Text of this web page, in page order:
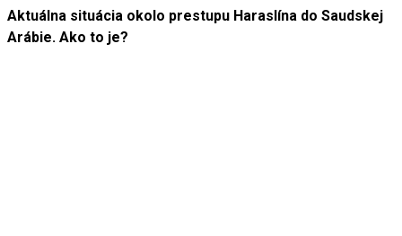
Aktuálna situácia okolo prestupu Haraslína do Saudskej
Arábie. Ako to je?